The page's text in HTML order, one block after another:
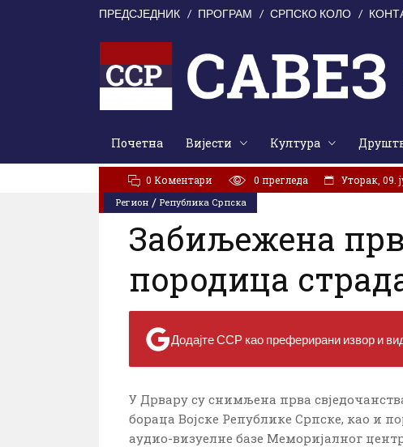
ПРЕДСЈЕДНИК ПРОГРАМ СРПСКО КОЛО
Почетна Вијести Култура
АКТУЕЛНО:
Линта: Европска унија да затражи од Владе
Регион / Република Српска
0 Коментари 0 прегледа Уторак, 09.
Забиљежена
породица
Додајте ССР као преферирани извор и
У Дрвару су снимљена прва
бораца Војске Републике Српске, као и
аудио-визуелне базе Меморијалног